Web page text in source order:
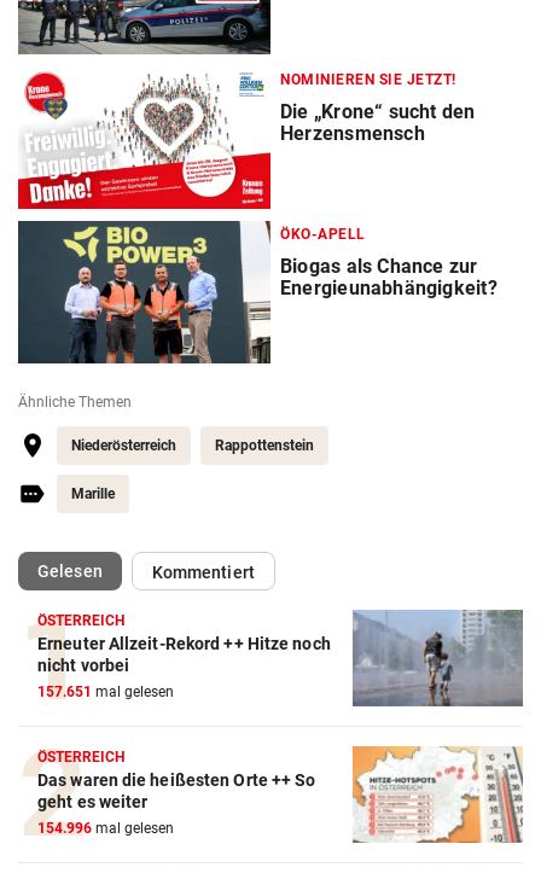
NOMINIEREN SIE JETZT!
Die „Krone“ sucht den
Herzensmensch
ÖKO-APELL
Biogas als Chance zur
Energieunabhängigkeit?
Ähnliche Themen
Niederösterreich Rappottenstein
Marille
Gelesen(ausgewählt)Kommentiert
ÖSTERREICH
Erneuter Allzeit-Rekord ++ Hitze noch
nicht vorbei
157.651 mal gelesen
ÖSTERREICH
Das waren die heißesten Orte ++ So
geht es weiter
154.996 mal gelesen